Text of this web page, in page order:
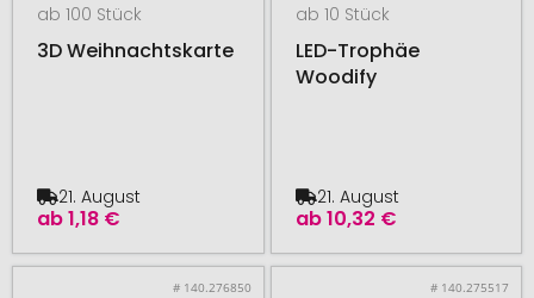
ab 100 Stück
3D Weihnachtskarte
ab1,18 €
21. August
ab 10 Stück
LED-Trophäe
Woodify
ab10,32 €
21. August
# 140.276850 # 140.275517